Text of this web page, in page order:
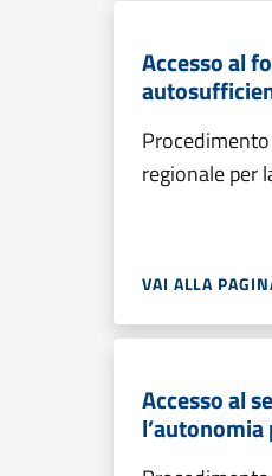
Accesso al
regionale per
VAI ALLA
Accesso al
l’autonomia